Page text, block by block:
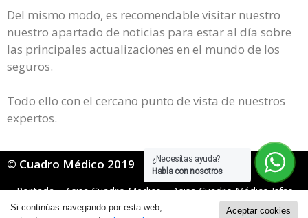
¿Necesitas ayuda?
Habla con nosotros
Del mismo modo, es recomendable visitar nuestro
nuestro apartado de noticias para estar al día sobre
las principales actualizaciones en el mundo de los
seguros.
Todo ello con el cercano punto de vista de nuestros
expertos.
© Cuadro Médico 2019
Portada»Asisa Cuadro Medico»Asisa Cuadro Médico Isfas»
Asisa Isfas Cuadro Medico Navarra
Aceptar cookies
Si continúas navegando por esta web,